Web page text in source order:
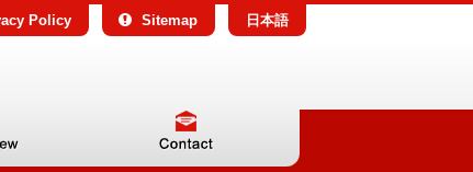
日本語
Sitemap
Policy